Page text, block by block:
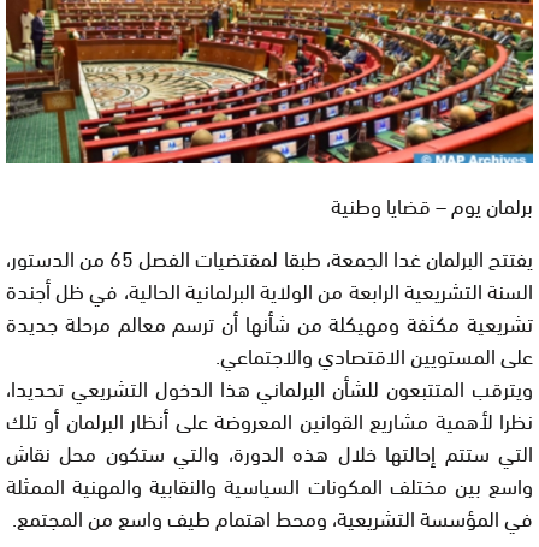
برلمان يوم – قضايا وطنية
يفتتح البرلمان غدا الجمعة، طبقا لمقتضيات الفصل 65 من الدستور،
السنة التشريعية الرابعة من الولاية البرلمانية الحالية، في ظل أجندة
تشريعية مكثفة ومهيكلة من شأنها أن ترسم معالم مرحلة جديدة
على المستويين الاقتصادي والاجتماعي.
ويترقب المتتبعون للشأن البرلماني هذا الدخول التشريعي تحديدا،
نظرا لأهمية مشاريع القوانين المعروضة على أنظار البرلمان أو تلك
التي ستتم إحالتها خلال هذه الدورة، والتي ستكون محل نقاش
واسع بين مختلف المكونات السياسية والنقابية والمهنية الممثلة
في المؤسسة التشريعية، ومحط اهتمام طيف واسع من المجتمع.